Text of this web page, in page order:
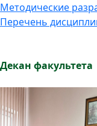
Методические
Перечень
Декан факультета